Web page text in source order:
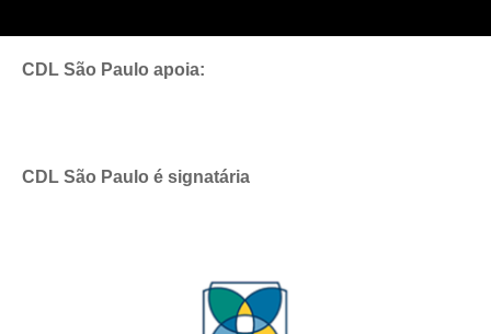
CDL São Paulo apoia:
CDL São Paulo é signatária